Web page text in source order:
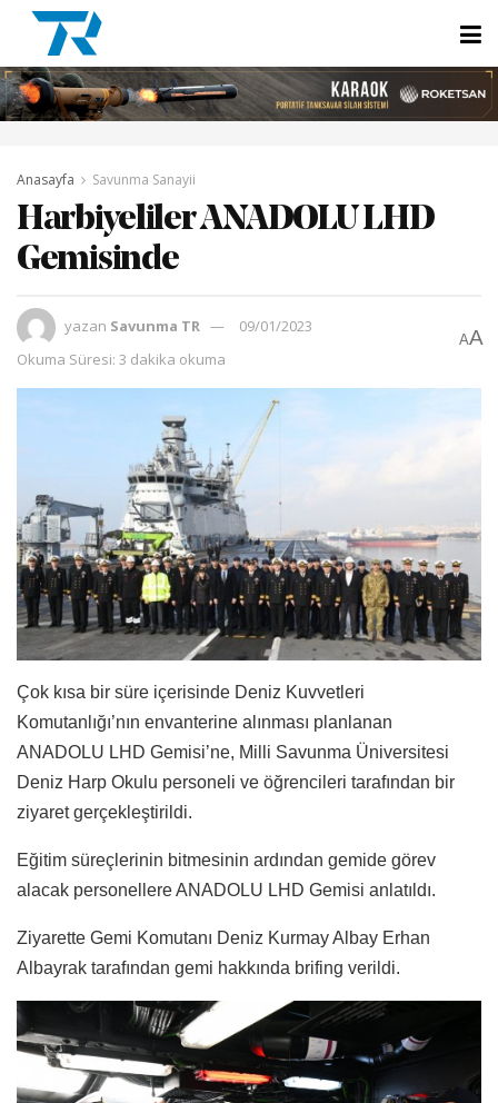
Anasayfa Savunma Sanayii
Harbiyeliler ANADOLU LHD
Gemisinde
yazan Savunma TR
09/01/2023
Okuma Süresi: 3 dakika okuma
AA
Çok kısa bir süre içerisinde Deniz Kuvvetleri
Komutanlığı’nın envanterine alınması planlanan
ANADOLU LHD Gemisi’ne, Milli Savunma Üniversitesi
Deniz Harp Okulu personeli ve öğrencileri tarafından bir
ziyaret gerçekleştirildi.
Eğitim süreçlerinin bitmesinin ardından gemide görev
alacak personellere ANADOLU LHD Gemisi anlatıldı.
Ziyarette Gemi Komutanı Deniz Kurmay Albay Erhan
Albayrak tarafından gemi hakkında brifing verildi.